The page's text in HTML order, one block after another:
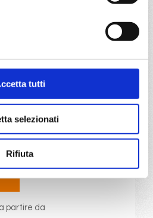
tutti
selezionati
Rifiuta
Corfu, Bari, Trieste, Split croatia,
a partire da